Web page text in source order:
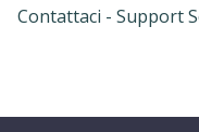
Contattaci - Support